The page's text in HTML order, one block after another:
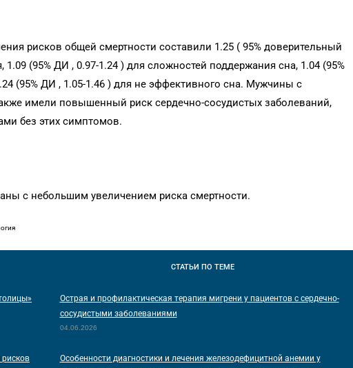
рисков общей смертности составили 1.25 ( 95% доверительный
(95% ДИ , 0.97-1.24 ) для сложностей поддержания сна, 1.04 (95%
(95% ДИ , 1.05-1.46 ) для не эффективного сна. Мужчины с
имели повышенный риск сердечно-сосудистых заболеваний,
без этих симптомов.
с небольшим увеличением риска смертности.
СТАТЬИПО ТЕМЕ
Острая и профилактическая терапия мигрени у пациентов с сердечно-
сосудистыми заболеваниями
04.06.2026
Особенности диагностики и лечения железодефицитной анемии у